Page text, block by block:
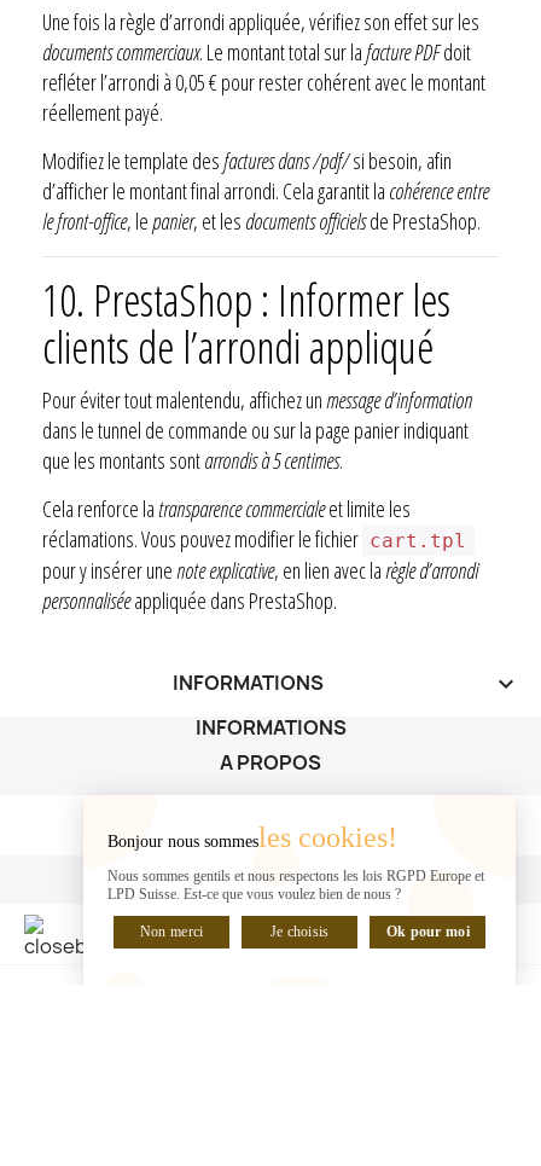
Une fois la règle d’arrondi appliquée, vérifiez son effet sur les
documents commerciaux. Le montant total sur lafacture PDFdoit
refléter l’arrondi à 0,05 € pour rester cohérent avec le montant
réellement payé.
Modifiez le template desfactures dans /pdf/si besoin, afin
d’afficher le montant final arrondi. Cela garantit la cohérence entre
le front-office, lepanier, et les documents officielsde PrestaShop.
10. PrestaShop : Informer les
clients de l’arrondi appliqué
Pour éviter tout malentendu, affichez un message d’information
dans le tunnel de commande ou sur la page panier indiquant
que les montants sontarrondis à 5 centimes.
Cela renforce latransparence commercialeet limite les
réclamations. Vous pouvez modifier le fichier cart.tpl
pour y insérer une note explicative, en lien avec la règle d’arrondi
personnaliséeappliquée dans PrestaShop.
INFORMATIONS keyboard_arrow_down
INFORMATIONS
A PROPOS
A PROPOS
VOTRE COMPTE
VOTRE COMPTE
Bonjour nous sommesles cookies!
Nous sommes gentils et nous respectons les lois RGPD Europe et
LPD Suisse. Est-ce que vous voulez bien de nous ?
Non merci Je choisis Ok pour moi
DISCUTER EN LIGNE